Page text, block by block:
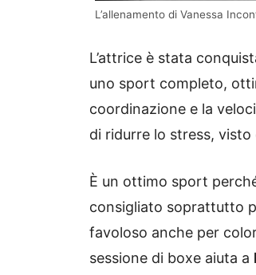
L’allenamento di Vanessa
L’attrice è stata
uno sport completo,
coordinazione e la
di ridurre lo stress,
È un ottimo sport
consigliato soprattutto
favoloso anche per
sessione di boxe aiuta a